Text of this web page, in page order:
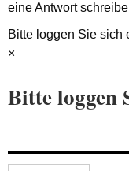
eine Antwort
Bitte loggen Sie sich
×
Bitte loggen